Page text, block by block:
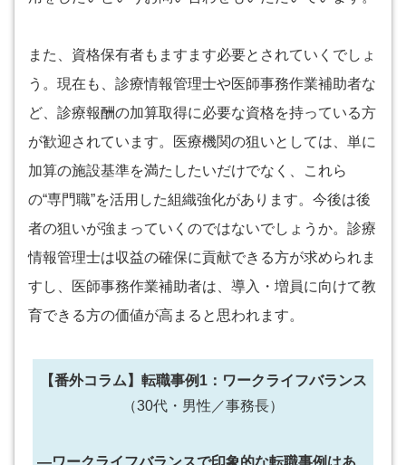
また、資格保有者もますます必要とされていくでしょ
う。現在も、診療情報管理士や医師事務作業補助者な
ど、診療報酬の加算取得に必要な資格を持っている方
が歓迎されています。医療機関の狙いとしては、単に
加算の施設基準を満たしたいだけでなく、これら
の“専門職”を活用した組織強化があります。今後は後
者の狙いが強まっていくのではないでしょうか。診療
情報管理士は収益の確保に貢献できる方が求められま
すし、医師事務作業補助者は、導入・増員に向けて教
育できる方の価値が高まると思われます。
【番外コラム】転職事例1：ワークライフバランス
（30代・男性／事務長）